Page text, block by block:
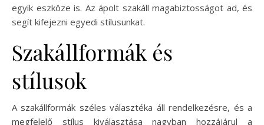
egyik eszköze is. Az ápolt szakáll magabiztosságot ad, és
segít kifejezni egyedi stílusunkat.
Szakállformák és
stílusok
A szakállformák széles választéka áll rendelkezésre, és a
megfelelő stílus kiválasztása nagyban hozzájárul a